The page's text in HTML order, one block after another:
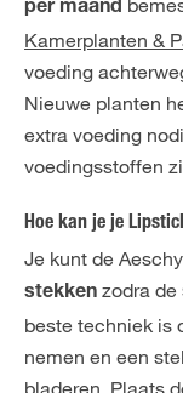
per maand
Kamerplanten &
voeding
Nieuwe planten
extra voeding
voedingsstoffen
Hoe kan je je
Je kunt de
stekken zodra de
beste techniek is
nemen en een
bladeren. Plaats